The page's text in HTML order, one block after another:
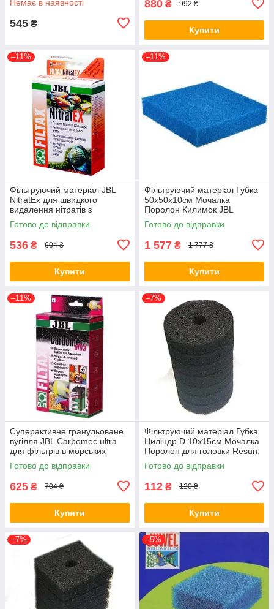
г (*)
Немає в наявності
545 ₴
880 ₴ 992 ₴
Купити
–11%
Фільтруючий матеріал JBL
NitratEx для швидкого
видалення нітратів з
акваріумний води. 250 мл (*)
Готово до відправки
536 ₴ 604 ₴
Купити
–11%
Фільтруючий матеріал Губка
50х50х10см Мочалка
Поролон Килимок JBL
дрібнопориста 1-3 мм
6256300
Готово до відправки
1 577 ₴ 1 777 ₴
Купити
–11%
Суперактивне гранульоване
вугілля JBL Carbomec ultra
для фільтрів в морських
акваріумах, 400 г (*)
Готово до відправки
625 ₴ 704 ₴
Купити
–7%
Фільтруючий матеріал Губка
Циліндр D 10х15см Мочалка
Поролон для головки Resun,
среднепористая, 35ppi,
53619
Готово до відправки
112 ₴ 120 ₴
Купити
–7% –5%